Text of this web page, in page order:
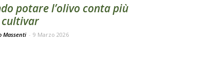
potare l’olivo conta più
Massenti - 9 Marzo 2026